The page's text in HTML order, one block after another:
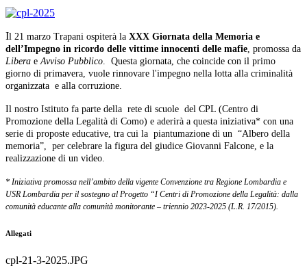
Il 21 marzo Trapani ospiterà la XXX Giornata della Memoria e
dell’Impegno in ricordo delle vittime innocenti delle mafie, promossa da
Libera eAvviso Pubblico. Questa giornata, che coincide con il primo
giorno di primavera, vuole rinnovare l'impegno nella lotta alla criminalità
organizzata e alla corruzione.
Il nostro Istituto fa parte della rete di scuole del CPL (Centro di
Promozione della Legalità di Como) e aderirà a questa iniziativa* con una
serie di proposte educative, tra cui la piantumazione di un “Albero della
memoria”, per celebrare la figura del giudice Giovanni Falcone, e la
realizzazione di un video.
* Iniziativa promossa nell’ambito della vigente Convenzione tra Regione Lombardia e
USR Lombardia per il sostegno al Progetto “I Centri di Promozione della Legalità: dalla
comunità educante alla comunità monitorante – triennio 2023-2025 (L.R. 17/2015).
Allegati
cpl-21-3-2025.JPG